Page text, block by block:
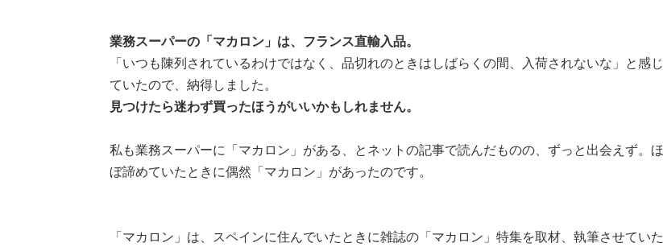
業務スーパーの「マカロン」は、フランス直輸入品。
「いつも陳列されているわけではなく、品切れのときはしばらくの間、入荷されないな」と感じ
ていたので、納得しました。
見つけたら迷わず買ったほうがいいかもしれません。
私も業務スーパーに「マカロン」がある、とネットの記事で読んだものの、ずっと出会えず。ほ
ぼ諦めていたときに偶然「マカロン」があったのです。
「マカロン」は、スペインに住んでいたときに雑誌の「マカロン」特集を取材、執筆させていた